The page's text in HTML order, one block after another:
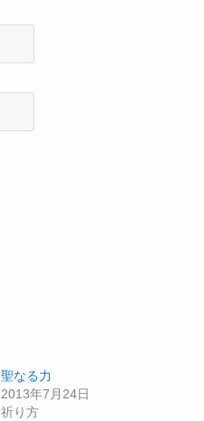
聖なる力
2013年7月24日
祈り方